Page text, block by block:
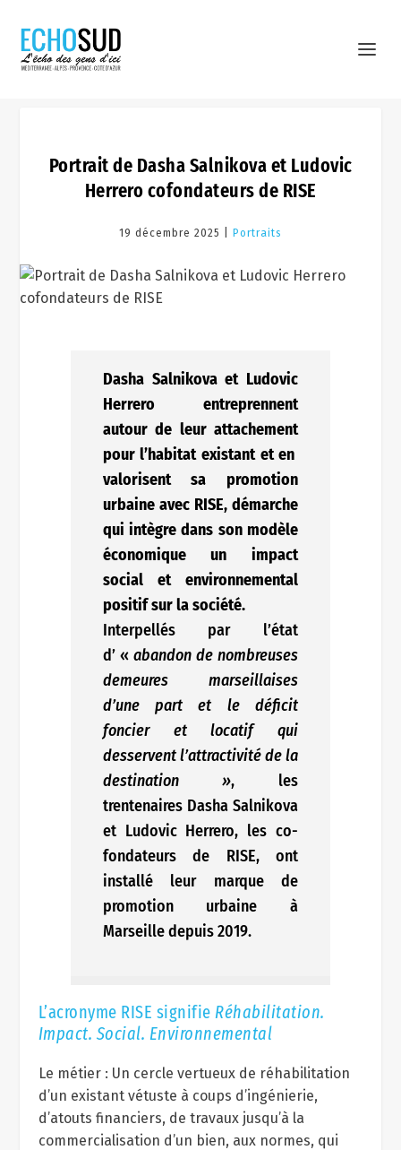
Portrait de Dasha Salnikova et Ludovic
Herrero cofondateurs de RISE
19 décembre 2025 | Portraits
Dasha Salnikova et Ludovic
Herrero entreprennent
autour de leur attachement
pour l’habitat existant et en
valorisent sa promotion
urbaine avec RISE, démarche
qui intègre dans son modèle
économique un impact
social et environnemental
positif sur la société.
Interpellés par l’état
d’ « abandon de nombreuses
demeures marseillaises
d’une part et le déficit
foncier et locatif qui
desservent l’attractivité de la
destination », les
trentenaires Dasha Salnikova
et Ludovic Herrero, les co-
fondateurs de RISE, ont
installé leur marque de
promotion urbaine à
Marseille depuis 2019.
L’acronyme RISE signifieRéhabilitation.
Impact. Social. Environnemental
Le métier : Un cercle vertueux de réhabilitation
d’un existant vétuste à coups d’ingénierie,
d’atouts financiers, de travaux jusqu’à la
commercialisation d’un bien, aux normes, qui